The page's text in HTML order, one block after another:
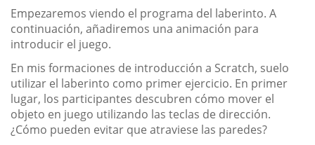
Empezaremos viendo el programa del laberinto. A
continuación, añadiremos una animación para
introducir el juego.
En mis formaciones de introducción a Scratch, suelo
utilizar el laberinto como primer ejercicio. En primer
lugar, los participantes descubren cómo mover el
objeto en juego utilizando las teclas de dirección.
¿Cómo pueden evitar que atraviese las paredes?